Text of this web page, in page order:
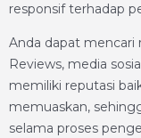
responsif terhadap
Anda dapat mencari
Reviews, media
memiliki reputasi
memuaskan,
selama proses